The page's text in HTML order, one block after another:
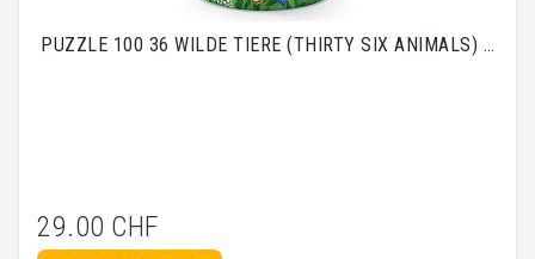
PUZZLE 100 36 WILDE TIERE (THIRTY SIX ANIMALS) …
29.00 CHF